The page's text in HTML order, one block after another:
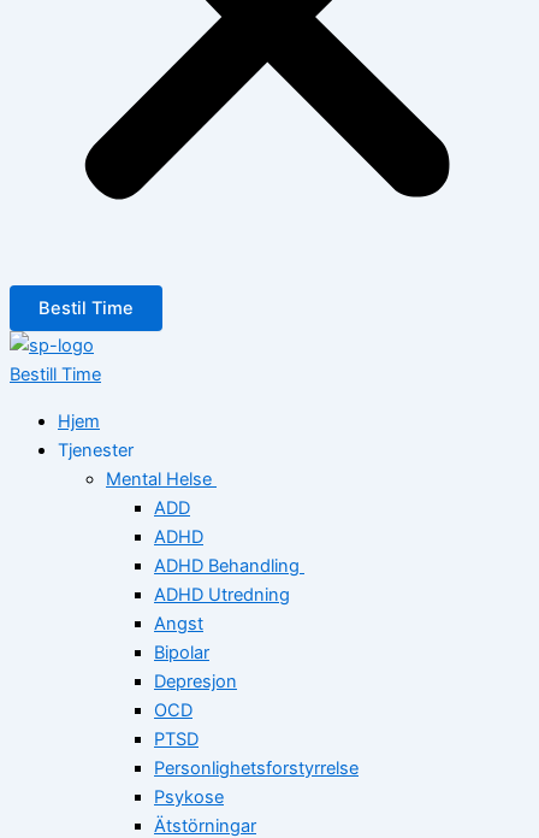
Bestil Time
Bestill Time
Hjem
Tjenester
Mental Helse
ADD
ADHD
ADHD Behandling
ADHD Utredning
Angst
Bipolar
Depresjon
OCD
PTSD
Personlighetsforstyrrelse
Psykose
Ätstörningar